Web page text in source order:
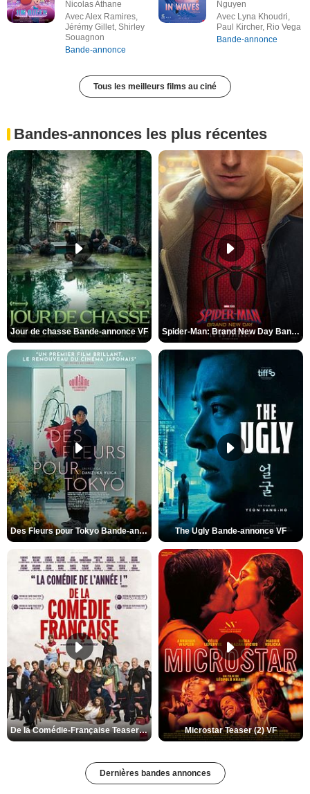
Nicolas Athane
Avec Alex Ramires,
Jérémy Gillet, Shirley
Souagnon
Bande-annonce
Nguyen
Avec Lyna Khoudri,
Paul Kircher, Rio Vega
Bande-annonce
Tous les meilleurs films au ciné
Bandes-annonces les plus récentes
Jour de chasse Bande-annonce VF Spider-Man: Brand New Day Bande-annonce (3) VO STFR
Des Fleurs pour Tokyo Bande-annonce VO STFR The Ugly Bande-annonce VF
De la Comédie-Française Teaser (3) VF Microstar Teaser (2) VF
Dernières bandes annonces